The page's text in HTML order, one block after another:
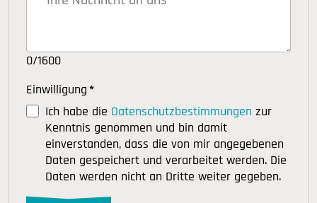
0/1600
Einwilligung*
Ich habe die Datenschutzbestimmungen zur
Kenntnis genommen und bin damit
einverstanden, dass die von mir angegebenen
Daten gespeichert und verarbeitet werden. Die
Daten werden nicht an Dritte weiter gegeben.